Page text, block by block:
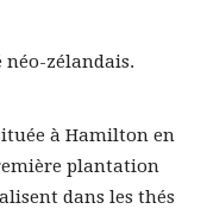
néo-zélandais.
à Hamilton en
plantation
dans les thés